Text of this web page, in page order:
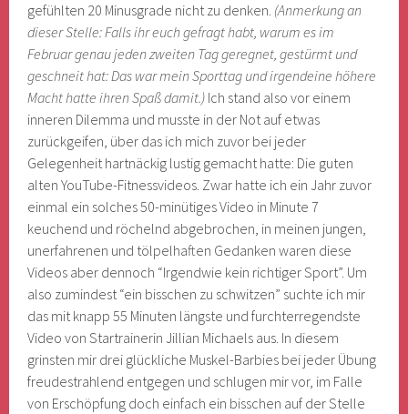
gefühlten 20 Minusgrade nicht zu denken. (Anmerkung an
dieser Stelle: Falls ihr euch gefragt habt, warum es im
Februar genau jeden zweiten Tag geregnet, gestürmt und
geschneit hat: Das war mein Sporttag und irgendeine höhere
Macht hatte ihren Spaß damit.) Ich stand also vor einem
inneren Dilemma und musste in der Not auf etwas
zurückgeifen, über das ich mich zuvor bei jeder
Gelegenheit hartnäckig lustig gemacht hatte: Die guten
alten YouTube-Fitnessvideos. Zwar hatte ich ein Jahr zuvor
einmal ein solches 50-minütiges Video in Minute 7
keuchend und röchelnd abgebrochen, in meinen jungen,
unerfahrenen und tölpelhaften Gedanken waren diese
Videos aber dennoch “Irgendwie kein richtiger Sport”. Um
also zumindest “ein bisschen zu schwitzen” suchte ich mir
das mit knapp 55 Minuten längste und furchterregendste
Video von Startrainerin Jillian Michaels aus. In diesem
grinsten mir drei glückliche Muskel-Barbies bei jeder Übung
freudestrahlend entgegen und schlugen mir vor, im Falle
von Erschöpfung doch einfach ein bisschen auf der Stelle